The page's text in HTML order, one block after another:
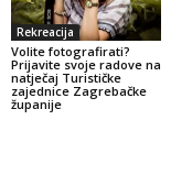
Rekreacija
Volite fotografirati?
Prijavite svoje radove na
natječaj Turističke
zajednice Zagrebačke
županije